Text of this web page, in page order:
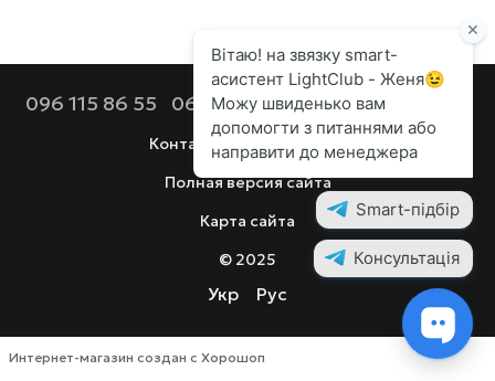
096 115 86 55 068 112 92 44 099 686 90 80
Контактная информация
Полная версия сайта
Карта сайта
© 2025
Укр Рус
Интернет-магазин создан с Хорошоп